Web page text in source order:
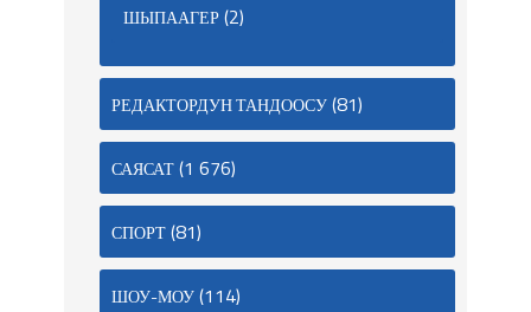
ШЫПААГЕР(2)
РЕДАКТОРДУН ТАНДООСУ(81)
САЯСАТ(1 676)
СПОРТ(81)
ШОУ-МОУ(114)